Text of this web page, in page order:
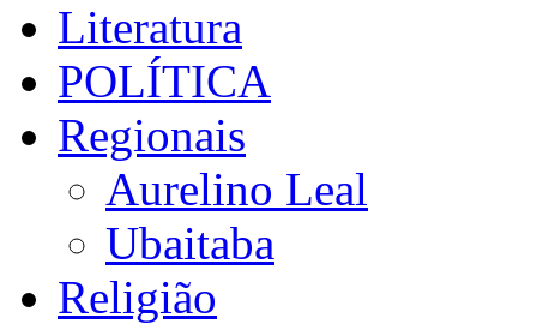
Literatura
POLÍTICA
Regionais
Aurelino Leal
Ubaitaba
Religião